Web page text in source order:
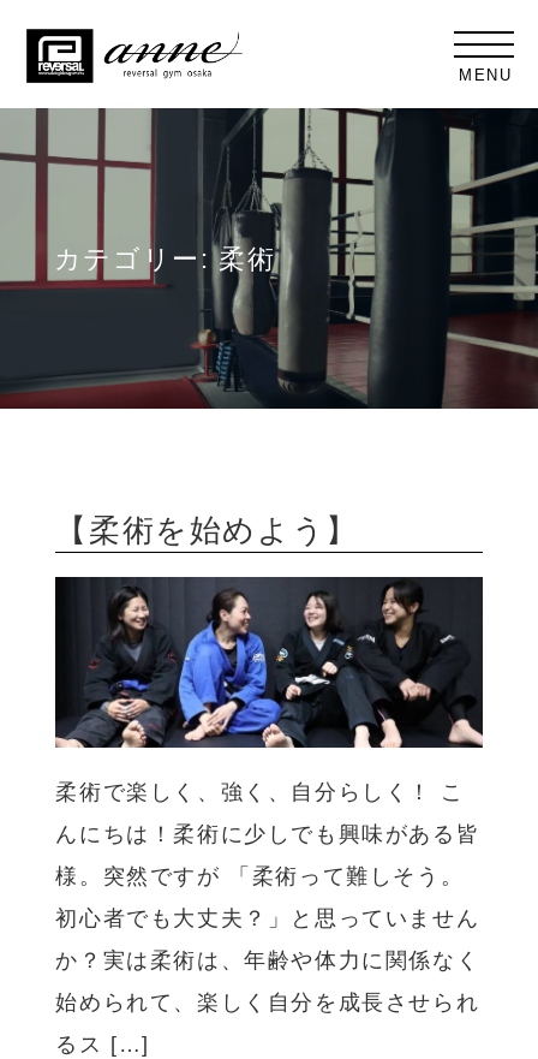
MENU
カテゴリー:柔術
【柔術を始めよう】
柔術で楽しく、強く、自分らしく！ こ
んにちは！柔術に少しでも興味がある皆
様。突然ですが 「柔術って難しそう。
初心者でも大丈夫？」と思っていません
か？実は柔術は、年齢や体力に関係なく
始められて、楽しく自分を成長させられ
るス […]